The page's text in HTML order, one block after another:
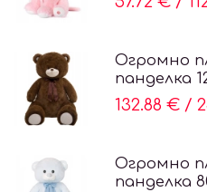
Огромно
панделка
132.88 € /
Огромно
панделка